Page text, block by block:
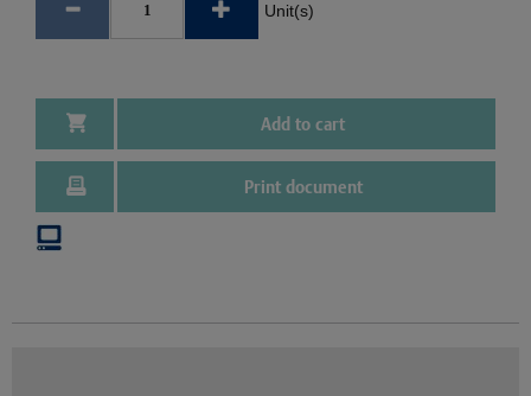
Unit(s)
Add to cart
Print document